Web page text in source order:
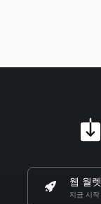
웹 월렛
지금 시작